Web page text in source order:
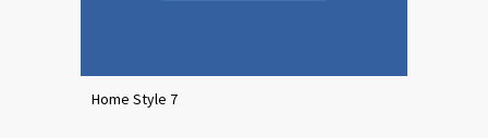
Home Style 7